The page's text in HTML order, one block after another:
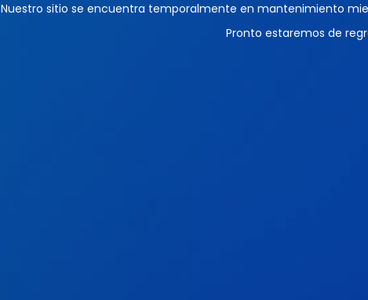
Nuestro sitio se encuentra temporalmente en mantenimiento
Pronto estaremos de